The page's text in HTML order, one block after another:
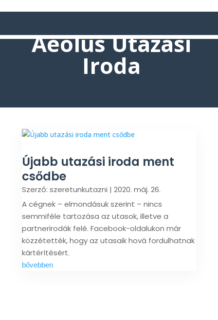
Aeolus Utazási
Iroda
Újabb utazási iroda ment
csődbe
Szerző: szeretunkutazni | 2020. máj. 26.
A cégnek – elmondásuk szerint – nincs
semmiféle tartozása az utasok, illetve a
partnerirodák felé. Facebook-oldalukon már
közzétették, hogy az utasaik hová fordulhatnak
kártérítésért.
bővebben